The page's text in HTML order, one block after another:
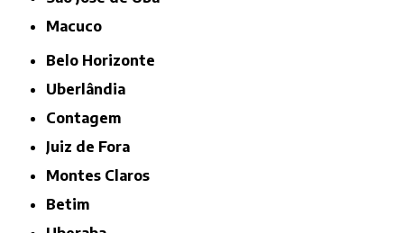
Macuco
Belo Horizonte
Uberlândia
Contagem
Juiz de Fora
Montes Claros
Betim